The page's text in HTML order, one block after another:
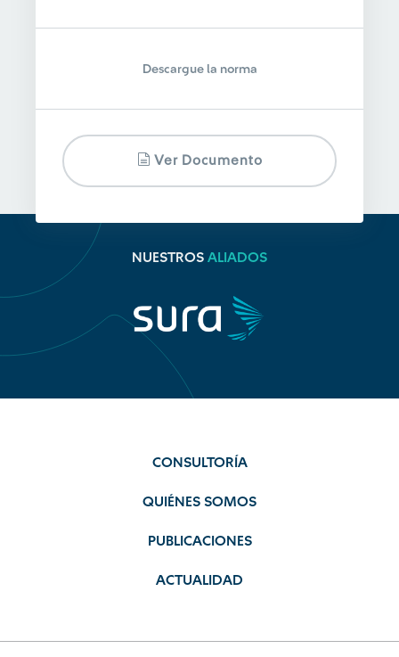
Descargue la norma
Ver Documento
NUESTROS ALIADOS
CONSULTORÍA
QUIÉNES SOMOS
PUBLICACIONES
ACTUALIDAD